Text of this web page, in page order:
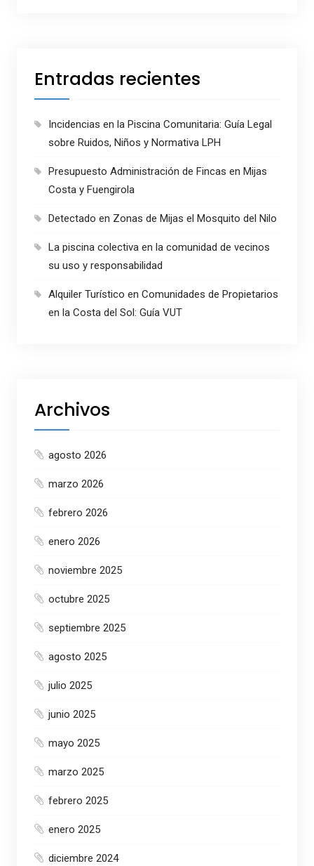
Entradas recientes
Incidencias en la Piscina Comunitaria: Guía Legal
sobre Ruidos, Niños y Normativa LPH
Presupuesto Administración de Fincas en Mijas
Costa y Fuengirola
Detectado en Zonas de Mijas el Mosquito del Nilo
La piscina colectiva en la comunidad de vecinos
su uso y responsabilidad
Alquiler Turístico en Comunidades de Propietarios
en la Costa del Sol: Guía VUT
Archivos
agosto 2026
marzo 2026
febrero 2026
enero 2026
noviembre 2025
octubre 2025
septiembre 2025
agosto 2025
julio 2025
junio 2025
mayo 2025
marzo 2025
febrero 2025
enero 2025
diciembre 2024